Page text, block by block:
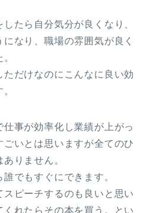
たら自分気分が良くなり、
なり、職場の雰囲気が良く
だけなのにこんなに良い効
事が効率化し業績が上がっ
いとは思いますが全てのひ
りません。
でもすぐにできます。
ピーチするのも良いと思い
くれたらその本を買う。とい